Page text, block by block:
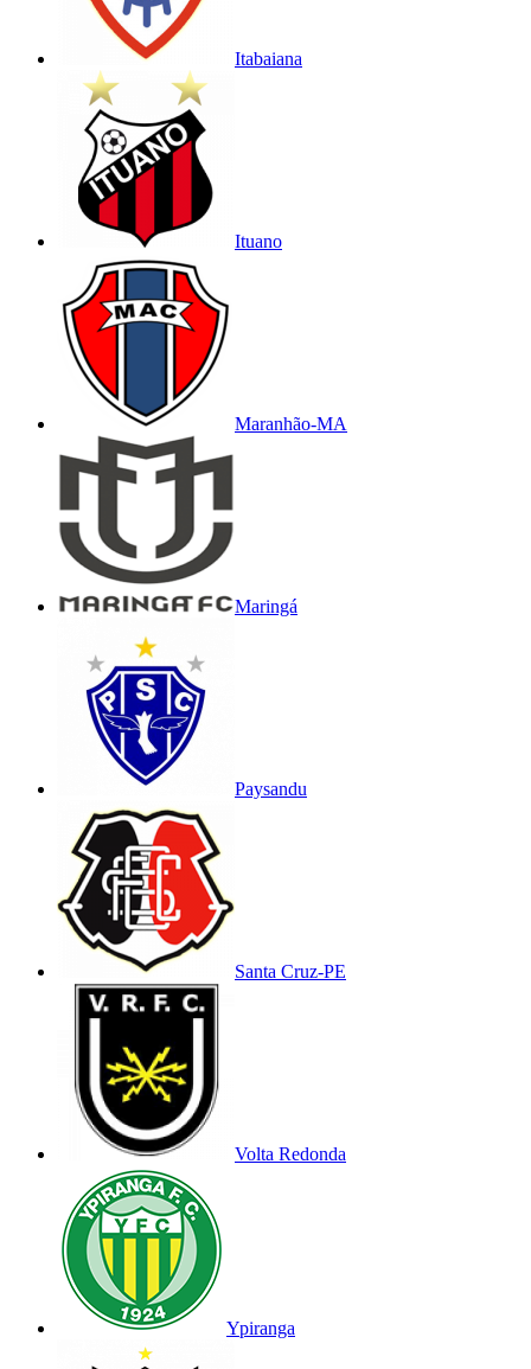
Itabaiana
Ituano
Maranhão-MA
Maringá
Paysandu
Santa Cruz-PE
Volta Redonda
Ypiranga